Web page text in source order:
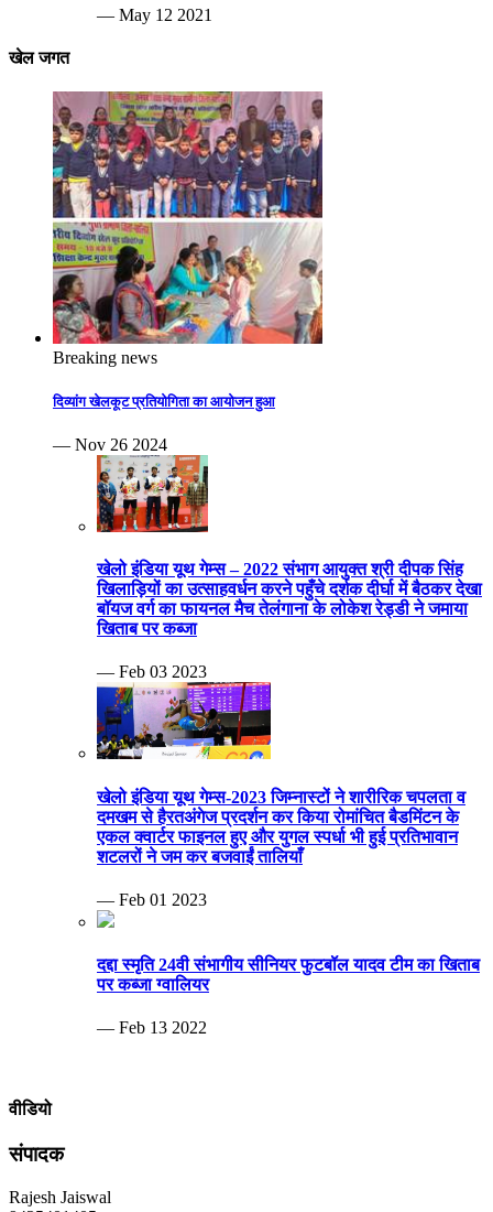
— May 12 2021
खेल जगत
Breaking news
दिव्यांग खेलकूट प्रतियोगिता का आयोजन हुआ
— Nov 26 2024
खेलो इंडिया यूथ गेम्स – 2022 संभाग आयुक्त श्री दीपक सिंह
खिलाड़ियों का उत्साहवर्धन करने पहुँचे दर्शक दीर्घा में बैठकर देखा
बॉयज वर्ग का फायनल मैच तेलंगाना के लोकेश रेड्डी ने जमाया
खिताब पर कब्जा
— Feb 03 2023
खेलो इंडिया यूथ गेम्स-2023 जिम्नास्टों ने शारीरिक चपलता व
दमखम से हैरतअंगेज प्रदर्शन कर किया रोमांचित बैडमिंटन के
एकल क्वार्टर फाइनल हुए और युगल स्पर्धा भी हुई प्रतिभावान
शटलरों ने जम कर बजवाईं तालियाँ
— Feb 01 2023
दद्दा स्मृति 24वी संभागीय सीनियर फुटबॉल यादव टीम का खिताब
पर कब्जा ग्वालियर
— Feb 13 2022
वीडियो
संपादक
Rajesh Jaiswal